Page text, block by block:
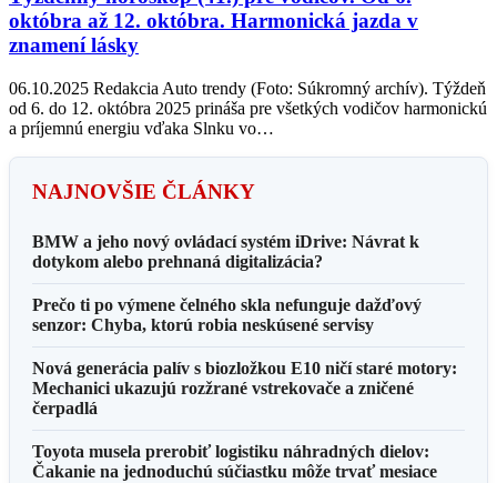
októbra až 12. októbra. Harmonická jazda v
znamení lásky
06.10.2025 Redakcia Auto trendy (Foto: Súkromný archív). Týždeň
od 6. do 12. októbra 2025 prináša pre všetkých vodičov harmonickú
a príjemnú energiu vďaka Slnku vo…
NAJNOVŠIE ČLÁNKY
BMW a jeho nový ovládací systém iDrive: Návrat k
dotykom alebo prehnaná digitalizácia?
Prečo ti po výmene čelného skla nefunguje dažďový
senzor: Chyba, ktorú robia neskúsené servisy
Nová generácia palív s biozložkou E10 ničí staré motory:
Mechanici ukazujú rozžrané vstrekovače a zničené
čerpadlá
Toyota musela prerobiť logistiku náhradných dielov:
Čakanie na jednoduchú súčiastku môže trvať mesiace